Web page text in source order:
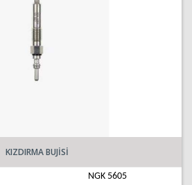
KIZDIRMA BUJİSİ
NGK 5605